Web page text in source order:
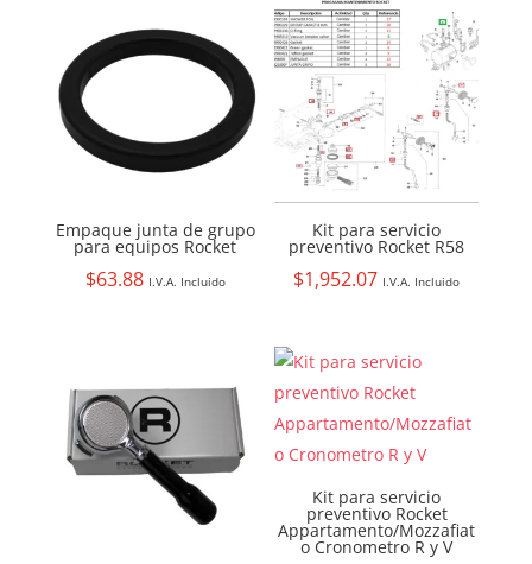
Empaque junta de grupo
para equipos Rocket
$63.88 I.V.A. Incluido
Kit para servicio
preventivo Rocket R58
$1,952.07 I.V.A. Incluido
Kit para servicio
preventivo Rocket
Appartamento/Mozzafiat
o Cronometro R y V